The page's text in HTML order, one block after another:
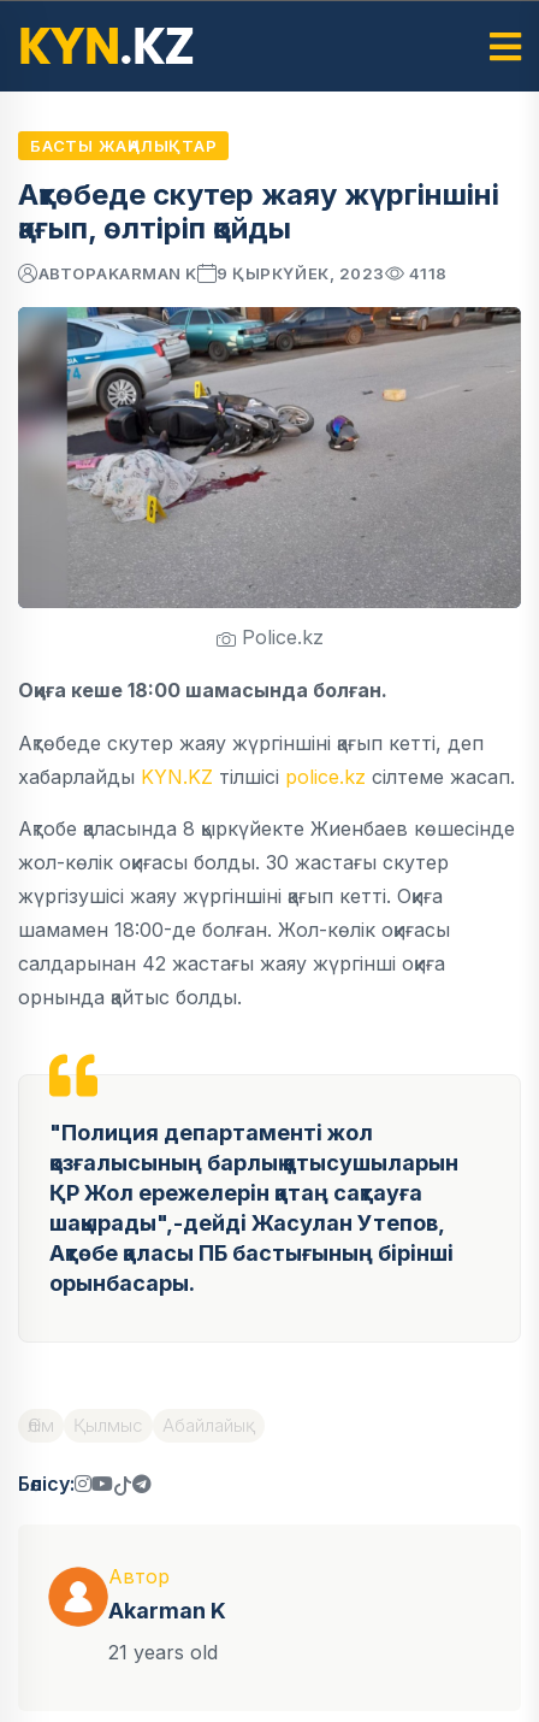
БАСТЫ ЖАҢАЛЫҚТАР
Ақтөбеде скутер жаяу жүргіншіні
қағып, өлтіріп қойды
АВТОРAKARMAN K 9 ҚЫРКҮЙЕК, 2023 4118
Police.kz
Оқиға кеше 18:00 шамасында болған.
Ақтөбеде скутер жаяу жүргіншіні қағып кетті, деп
хабарлайды KYN.KZ тілшісі police.kz сілтеме жасап.
Ақтобе қаласында 8 қыркүйекте Жиенбаев көшесінде
жол-көлік оқиғасы болды. 30 жастағы скутер
жүргізушісі жаяу жүргіншіні қағып кетті. Оқиға
шамамен 18:00-де болған. Жол-көлік оқиғасы
салдарынан 42 жастағы жаяу жүргінші оқиға
орнында қайтыс болды.
"Полиция департаменті жол
қозғалысының барлық қатысушыларын
ҚР Жол ережелерін қатаң сақтауға
шақырады",-дейді Жасулан Утепов,
Ақтөбе қаласы ПБ бастығының бірінші
орынбасары.
Өлім Қылмыс Абайлайық
Бөлісу:
Автор
Akarman K
21 years old